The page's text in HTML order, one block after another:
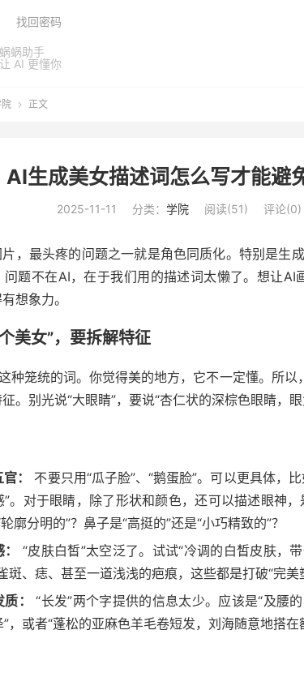
蜗蜗助手
让 AI 更懂你
找回密码
 正文
AI生成美女描述词怎么写才能避
2025-11-11 分类： 学院 阅读(51) 评论(0)
，最头疼的问题之一就是角色同质化。特别是生
问题不在AI，在于我们用的描述词太懒了。想让
想象力。
美女”，要拆解特征
种笼统的词。你觉得美的地方，它不一定懂。所
。别光说“大眼睛”，要说“杏仁状的深棕色眼睛，
：
不要只用“瓜子脸”、“鹅蛋脸”。可以更具体，
”。对于眼睛，除了形状和颜色，还可以描述眼神，
廓分明的”？鼻子是“高挺的”还是“小巧精致的”？
“皮肤白皙”太空泛了。试试“冷调的白皙皮肤，
斑、痣、甚至一道浅浅的疤痕，这些都是打破“完美
：
“长发”两个字提供的信息太少。应该是“及腰
，或者“蓬松的亚麻色羊毛卷短发，刘海随意地搭在